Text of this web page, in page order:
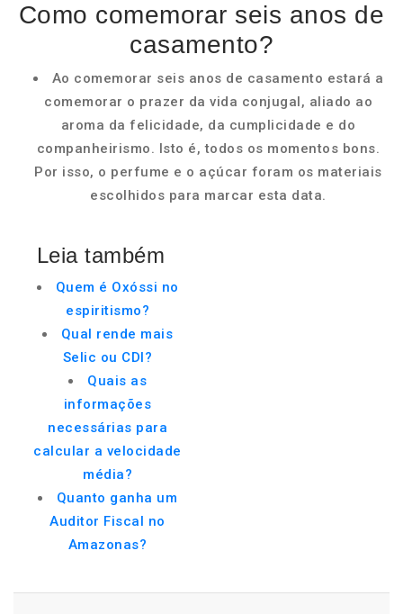
Como comemorar seis anos de
casamento?
Ao comemorar seis anos de casamento estará a
comemorar o prazer da vida conjugal, aliado ao
aroma da felicidade, da cumplicidade e do
companheirismo. Isto é, todos os momentos bons.
Por isso, o perfume e o açúcar foram os materiais
escolhidos para marcar esta data.
Leia também
Quem é Oxóssi no
espiritismo?
Qual rende mais
Selic ou CDI?
Quais as
informações
necessárias para
calcular a velocidade
média?
Quanto ganha um
Auditor Fiscal no
Amazonas?